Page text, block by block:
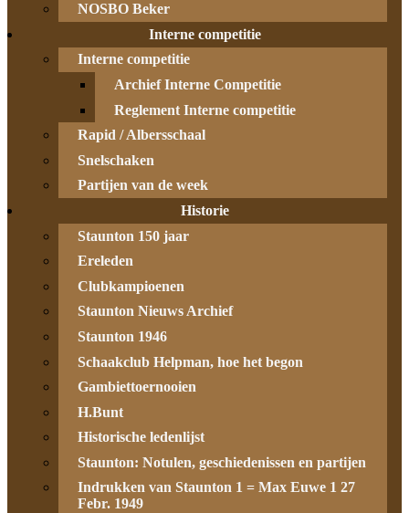
NOSBO Beker
Interne competitie
Interne competitie
Archief Interne Competitie
Reglement Interne competitie
Rapid / Albersschaal
Snelschaken
Partijen van de week
Historie
Staunton 150 jaar
Ereleden
Clubkampioenen
Staunton Nieuws Archief
Staunton 1946
Schaakclub Helpman, hoe het begon
Gambiettoernooien
H.Bunt
Historische ledenlijst
Staunton: Notulen, geschiedenissen en partijen
Indrukken van Staunton 1 = Max Euwe 1 27
Febr. 1949